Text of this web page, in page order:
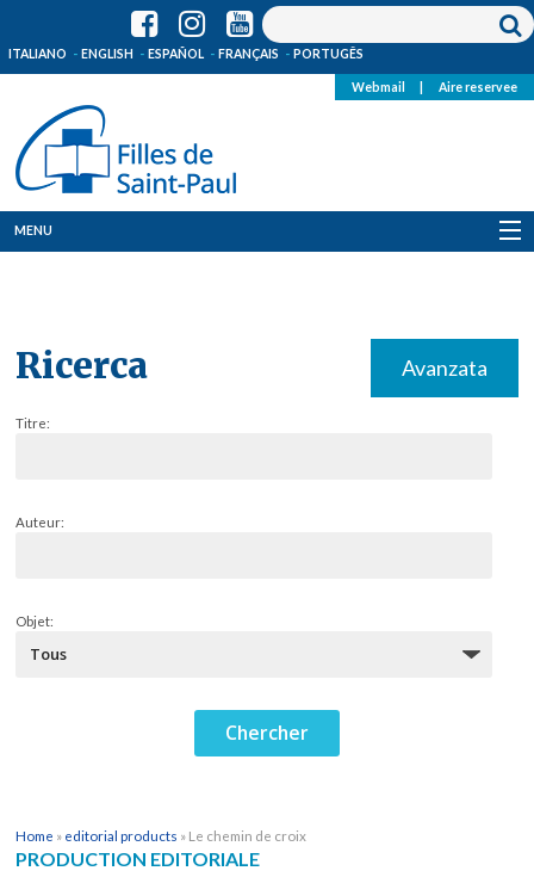
ITALIANO ENGLISH ESPAÑOL FRANÇAIS PORTUGÊS
Webmail Aire reservee
MENU
Ricerca Avanzata
Titre:
Auteur:
Objet:
Home » editorial products » Le chemin de croix
PRODUCTION EDITORIALE